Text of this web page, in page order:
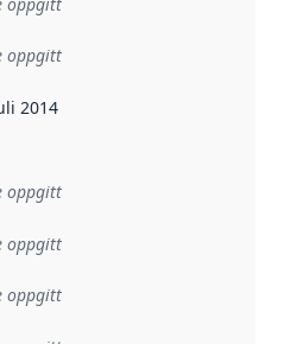
oppgitt
sier når dataene i dette
2014
oppgitt
oppgitt
oppgitt